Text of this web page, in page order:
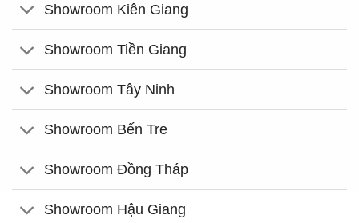
Showroom Kiên Giang
Showroom Tiền Giang
Showroom Tây Ninh
Showroom Bến Tre
Showroom Đồng Tháp
Showroom Hậu Giang